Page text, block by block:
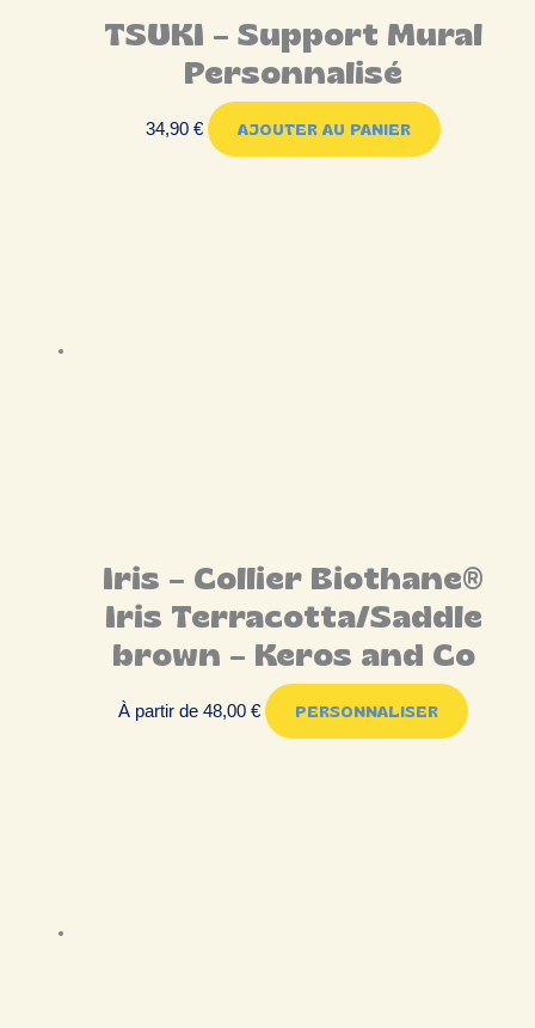
TSUKI – Support Mural
Personnalisé
34,90€ AJOUTER AU PANIER
Iris – Collier Biothane®
Iris Terracotta/Saddle
brown – Keros and Co
À partir de48,00€ PERSONNALISER